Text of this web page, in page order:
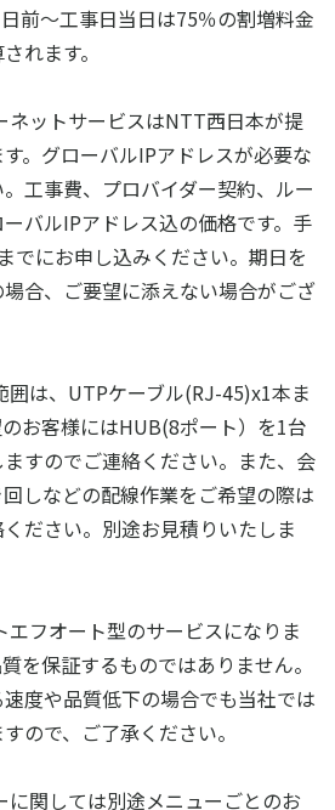
前～工事日当日は75％の割増料金
れます。
ットサービスはNTT西日本が提
。グローバルIPアドレスが必要な
工事費、プロバイダー契約、ルー
バルIPアドレス込の価格です。手
でにお申し込みください。期日を
合、ご要望に添えない場合がござ
は、UTPケーブル(RJ-45)x1本ま
お客様にはHUB(8ポート）を1台
すのでご連絡ください。また、会
しなどの配線作業をご希望の際は
ださい。別途お見積りいたしま
フオート型のサービスになりま
を保証するものではありません。
度や品質低下の場合でも当社では
ので、ご了承ください。
関しては別途メニューごとのお